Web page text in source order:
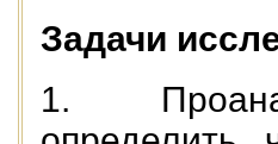
Задачи
1.